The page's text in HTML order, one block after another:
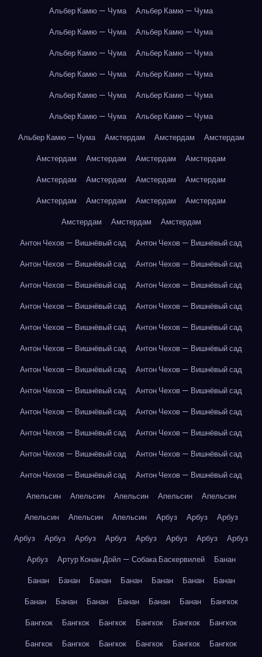
Альбер Камю — Чума
Альбер Камю — Чума
Альбер Камю — Чума
Альбер Камю — Чума
Альбер Камю — Чума
Альбер Камю — Чума
Альбер Камю — Чума
Альбер Камю — Чума
Альбер Камю — Чума
Альбер Камю — Чума
Альбер Камю — Чума
Альбер Камю — Чума
Альбер Камю — Чума
Амстердам Амстердам
Амстердам
Амстердам
Амстердам Амстердам
Амстердам
Амстердам
Амстердам Амстердам
Амстердам
Амстердам
Амстердам Амстердам
Амстердам
Амстердам
Амстердам
Амстердам
Антон Чехов — Вишнёвый сад
Антон Чехов — Вишнёвый сад
Антон Чехов — Вишнёвый сад
Антон Чехов — Вишнёвый сад
Антон Чехов — Вишнёвый сад
Антон Чехов — Вишнёвый сад
Антон Чехов — Вишнёвый сад
Антон Чехов — Вишнёвый сад
Антон Чехов — Вишнёвый сад
Антон Чехов — Вишнёвый сад
Антон Чехов — Вишнёвый сад
Антон Чехов — Вишнёвый сад
Антон Чехов — Вишнёвый сад
Антон Чехов — Вишнёвый сад
Антон Чехов — Вишнёвый сад
Антон Чехов — Вишнёвый сад
Антон Чехов — Вишнёвый сад
Антон Чехов — Вишнёвый сад
Антон Чехов — Вишнёвый сад
Антон Чехов — Вишнёвый сад
Антон Чехов — Вишнёвый сад
Антон Чехов — Вишнёвый сад
Антон Чехов — Вишнёвый сад
Антон Чехов — Вишнёвый сад
Апельсин
Апельсин Апельсин Апельсин
Апельсин
Апельсин
Апельсин Апельсин Арбуз Арбуз
Арбуз
Арбуз
Арбуз Арбуз Арбуз Арбуз Арбуз Арбуз
Арбуз
Арбуз
Артур Конан Дойл — Собака Баскервилей
Банан
Банан
Банан Банан Банан Банан Банан
Банан
Банан
Банан Банан Банан Банан Банан
Бангкок
Бангкок
Бангкок Бангкок Бангкок Бангкок
Бангкок
Бангкок
Бангкок Бангкок Бангкок Бангкок Бангкок